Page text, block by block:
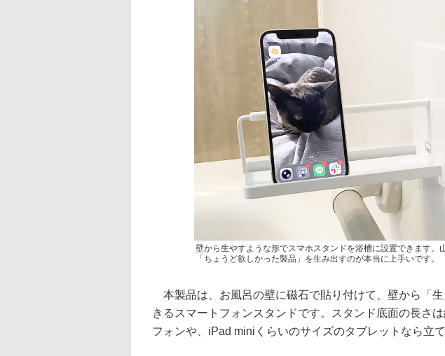
壁から生やすような形でスマホスタンドを浴槽に設置できます。
「ちょうど欲しかった製品」を生み出すのが本当に上手いです。
本製品は、お風呂の壁に磁石で貼り付けて、壁から「
きるスマートフォンスタンドです。スタンド底面の長さ
フォンや、iPad miniくらいのサイズのタブレットなら立